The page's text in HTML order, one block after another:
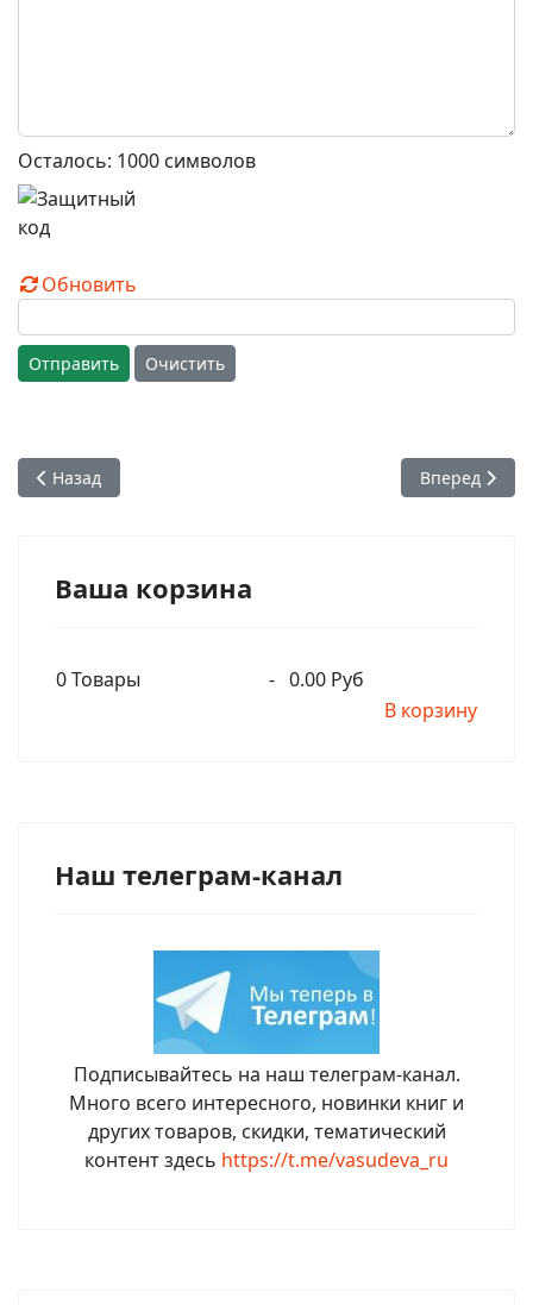
Осталось: 1000 символов
Обновить
Отправить Очистить
Предыдущий: Пожалуйста, не печатай никаких картинок,
Назад Следующий:
Вперед
Ваша корзина
0Товары - 0.00 Руб
В корзину
Наш телеграм-канал
Подписывайтесь на наш телеграм-канал.
Много всего интересного, новинки книг и
других товаров, скидки, тематический
контент здесь https://t.me/vasudeva_ru